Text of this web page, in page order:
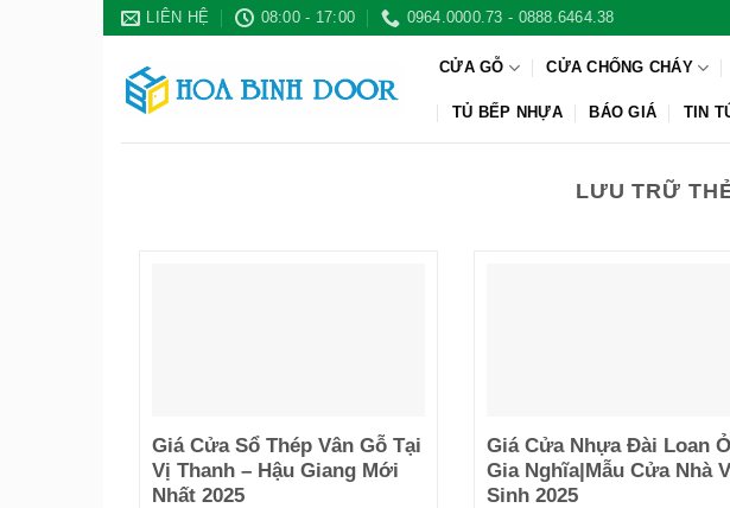
Bỏ
dung
LIÊN HỆ 08:00 - 17:00 0964.0000.73 - 0888.6464.38
CỬA GỖ CỬA CHỐNG CHÁY
TỦ BẾP NHỰA BÁO GIÁ TIN
LƯU TRỮ
Giá Cửa Sổ Thép Vân Gỗ Tại
Vị Thanh – Hậu Giang Mới
Nhất 2025
Giá Cửa Nhựa Đài Loan
Gia Nghĩa|Mẫu Cửa Nhà
Sinh 2025